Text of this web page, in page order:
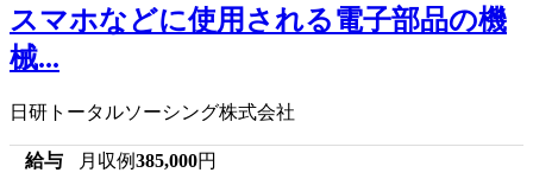
スマホなどに使用される電子部品の機
械...
日研トータルソーシング株式会社
給与 月収例385,000円